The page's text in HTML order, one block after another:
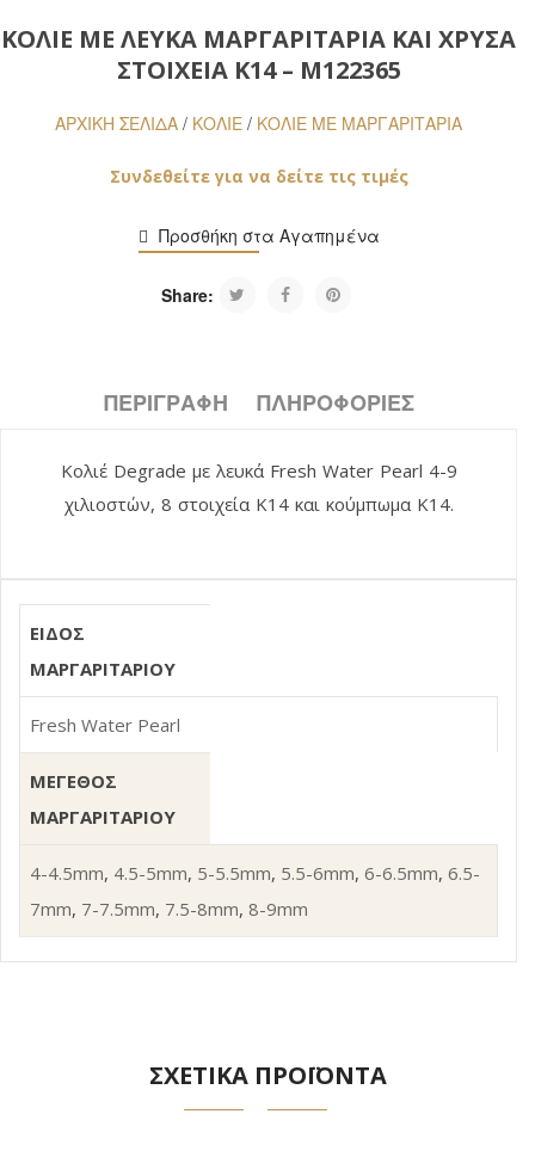
ΚΟΛΙΈ ΜΕ ΛΕΥΚΆ ΜΑΡΓΑΡΙΤΆΡΙΑ ΚΑΙ ΧΡΥΣΆ
ΣΤΟΙΧΕΊΑ Κ14 – M122365
ΑΡΧΙΚΉ ΣΕΛΊΔΑ / ΚΟΛΙΕ / ΚΟΛΙΈ ΜΕ ΜΑΡΓΑΡΙΤΆΡΙΑ
Συνδεθείτε για να δείτε τις τιμές
Προσθήκη στα Αγαπημένα
Share:
ΠΕΡΙΓΡΑΦΉ ΠΛΗΡΟΦΟΡΙΕΣ
Kολιέ Degrade με λευκά Fresh Water Pearl 4-9
χιλιοστών, 8 στοιχεία Κ14 και κούμπωμα Κ14.
ΕΙΔΟΣ
ΜΑΡΓΑΡΙΤΑΡΙΟΥ
Fresh Water Pearl
ΜΕΓΕΘΟΣ
ΜΑΡΓΑΡΙΤΑΡΙΟΥ
4-4.5mm, 4.5-5mm, 5-5.5mm, 5.5-6mm, 6-6.5mm, 6.5-
7mm, 7-7.5mm, 7.5-8mm, 8-9mm
ΣΧΕΤΙΚΑ ΠΡΟΪΟΝΤΑ